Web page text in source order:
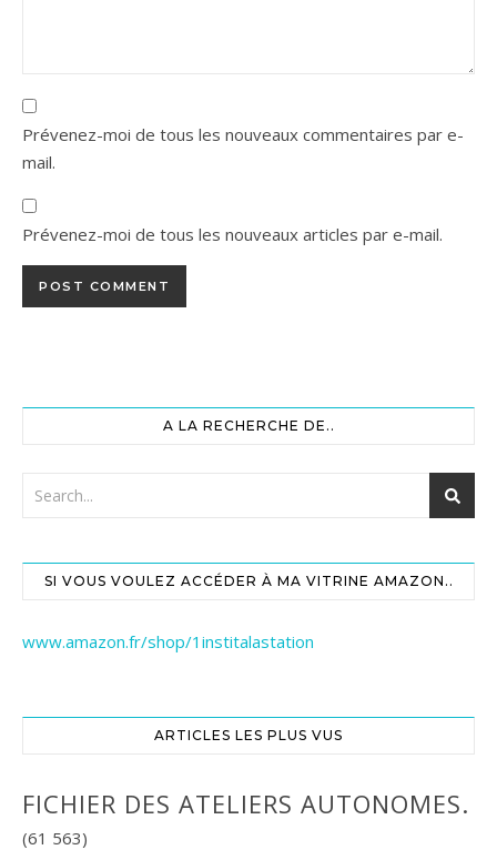
Prévenez-moi de tous les nouveaux commentaires par e-
mail.
Prévenez-moi de tous les nouveaux articles par e-mail.
A LA RECHERCHE DE..
SI VOUS VOULEZ ACCÉDER À MA VITRINE AMAZON..
www.amazon.fr/shop/1institalastation
ARTICLES LES PLUS VUS
FICHIER DES ATELIERS AUTONOMES.
(61 563)